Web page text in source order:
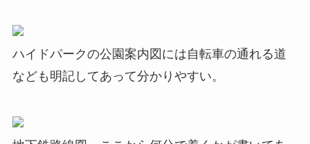
ハイドパークの公園案内図には自転車の通れる道
なども明記してあって分かりやすい。